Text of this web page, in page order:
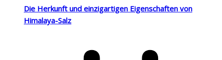
Die Herkunft und einzigartigen Eigenschaften von
Himalaya-Salz